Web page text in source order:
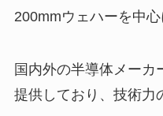
200mmウェハーを中
国内外の半導体メーカ
提供しており、技術力